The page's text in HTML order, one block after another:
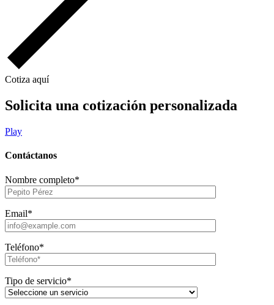
Cotiza aquí
Solicita una cotización personalizada
Play
Contáctanos
Nombre completo*
Email*
Teléfono*
Tipo de servicio*